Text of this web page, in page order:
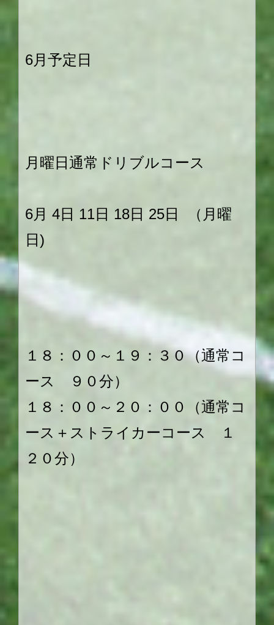
6月予定日
月曜日通常ドリブルコース
6月 4日 11日 18日 25日 （月曜
日)
１８：００～１９：３０（通常コ
ース ９０分）
１８：００～２０：００（通常コ
ース＋ストライカーコース １
２０分）